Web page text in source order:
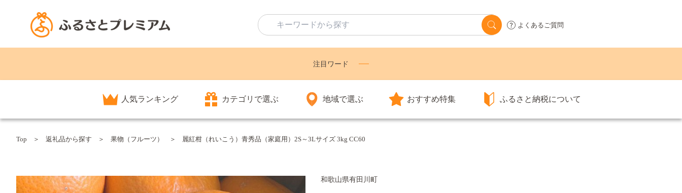
よくあるご質問
注目ワード
人気ランキング カテゴリで選ぶ 地域で選ぶ おすすめ特集 ふるさと納税について
Top 返礼品から探す 果物（フルーツ） 麗紅柑（れいこう）青秀品（家庭用）2S～3Lサイズ 3kg CC60
和歌山県有田川町